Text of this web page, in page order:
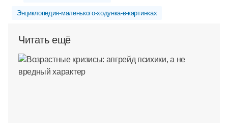
Энциклопедия-маленького-ходунка-в-картинках
Читать ещё